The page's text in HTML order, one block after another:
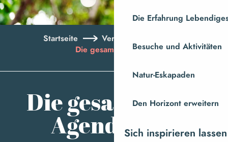
Die Erfahrung
Besuche und Aktivitäten
Natur-Eskapaden
Den Horizont erweitern
Sich inspirieren lassen
Startseite
Veranstaltungen
Die gesamte Agenda
Die gesamte
Agenda